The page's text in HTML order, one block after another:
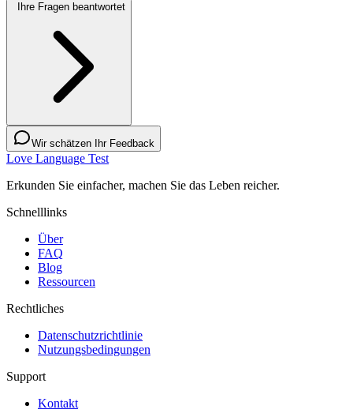
Ihre Fragen beantwortet
Wir schätzen Ihr Feedback
Love Language Test
Erkunden Sie einfacher, machen Sie das Leben reicher.
Schnelllinks
Über
FAQ
Blog
Ressourcen
Rechtliches
Datenschutzrichtlinie
Nutzungsbedingungen
Support
Kontakt